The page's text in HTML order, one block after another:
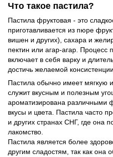
Что такое пастила?
Пастила фруктовая - это
приготавливается из пюре
вишен и других), сахара и
пектин или агар-агар. Процесс
включает в себя варку и
достичь желаемой
Пастила обычно имеет мягкую
служит вкусным и полезным
ароматизирована различными
вкусы и цвета. Пастила часто
и других странах СНГ, где она
лакомство.
Пастила является более
другим сладостям, так как она